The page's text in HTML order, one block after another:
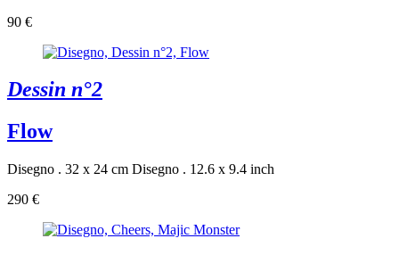
90 €
Dessin n°2
Flow
Disegno . 32 x 24 cm Disegno . 12.6 x 9.4 inch
290 €